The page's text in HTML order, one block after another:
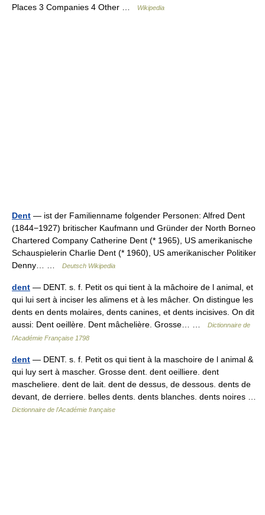
Places 3 Companies 4 Other …
Wikipedia
Dent — ist der Familienname folgender Personen: Alfred Dent
(1844−1927) britischer Kaufmann und Gründer der North Borneo
Chartered Company Catherine Dent (* 1965), US amerikanische
Schauspielerin Charlie Dent (* 1960), US amerikanischer Politiker
Denny… …
Deutsch Wikipedia
dent — DENT. s. f. Petit os qui tient à la mâchoire de l animal, et
qui lui sert à inciser les alimens et à les mâcher. On distingue les
dents en dents molaires, dents canines, et dents incisives. On dit
aussi: Dent oeillère. Dent mâchelière. Grosse… …
Dictionnaire de
l'Académie Française 1798
dent — DENT. s. f. Petit os qui tient à la maschoire de l animal &
qui luy sert à mascher. Grosse dent. dent oeilliere. dent
mascheliere. dent de lait. dent de dessus, de dessous. dents de
devant, de derriere. belles dents. dents blanches. dents noires …
Dictionnaire de l'Académie française